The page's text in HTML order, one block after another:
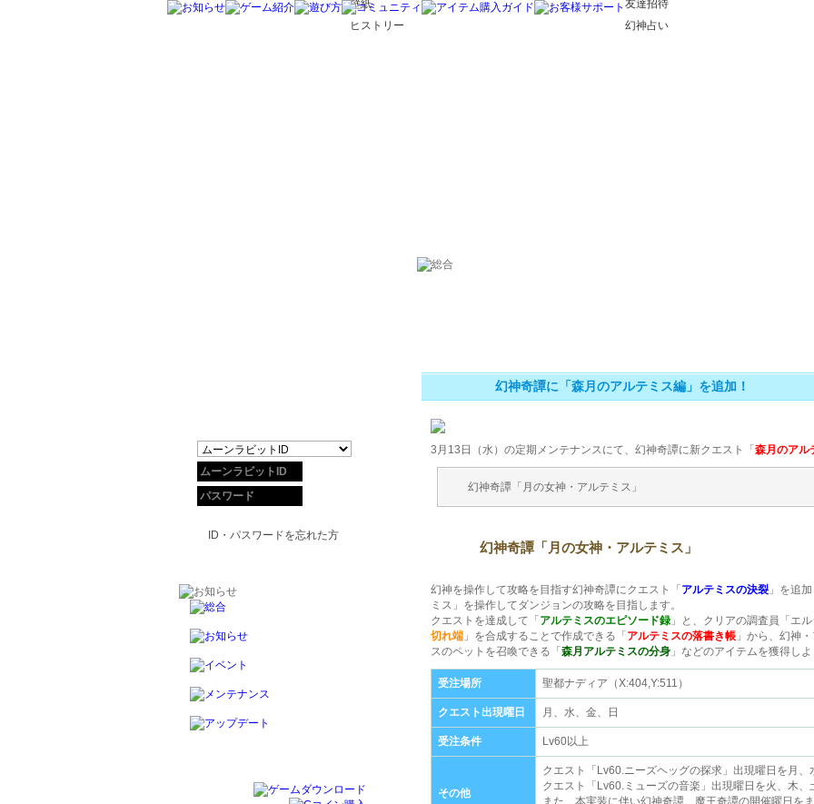
壁紙
ヒストリー
友達招待
幻神占い
幻神奇譚に「森月のアルテミス編」を追加！
3月13日（水）の定期メンテナンスにて、幻神奇譚に新クエスト「 森月のアル
幻神奇譚「月の女神・アルテミス」
幻神奇譚「月の女神・アルテミス」
幻神を操作して攻略を目指す幻神奇譚にクエスト「 アルテミスの決裂」を追
ミス」を操作してダンジョンの攻略を目指します。
クエストを達成して「 アルテミスのエピソード録」と、クリアの調査員「エ
切れ端」を合成することで作成できる「 アルテミスの落書き帳」から、幻神・
スのペットを召喚できる「 森月アルテミスの分身」などのアイテムを獲得しよ
受注場所 聖都ナディア（X:404,Y:511）
クエスト出現曜日 月、水、金、日
受注条件 Lv60以上
その他
クエスト「Lv60.ニーズヘッグの探求」出現曜日を月、
クエスト「Lv60.ミューズの音楽」出現曜日を火、木、
また、本実装に伴い幻神奇譚、魔王奇譚の開催曜日を
ID・パスワードを忘れた方